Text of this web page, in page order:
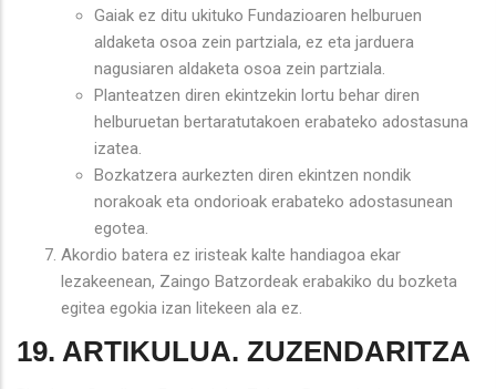
Gaiak ez ditu ukituko Fundazioaren helburuen
aldaketa osoa zein partziala, ez eta jarduera
nagusiaren aldaketa osoa zein partziala.
Planteatzen diren ekintzekin lortu behar diren
helburuetan bertaratutakoen erabateko adostasuna
izatea.
Bozkatzera aurkezten diren ekintzen nondik
norakoak eta ondorioak erabateko adostasunean
egotea.
Akordio batera ez iristeak kalte handiagoa ekar
lezakeenean, Zaingo Batzordeak erabakiko du bozketa
egitea egokia izan litekeen ala ez.
19. ARTIKULUA. ZUZENDARITZA